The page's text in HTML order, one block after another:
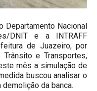
Nacional
DNIT e a INTRAFF
de Juazeiro, por
e Transportes,
mês a simulação de
buscou analisar o
da banca.